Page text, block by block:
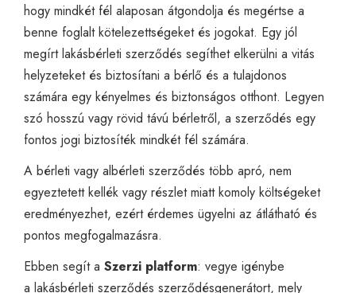
hogy mindkét fél alaposan átgondolja és megértse a
benne foglalt kötelezettségeket és jogokat. Egy jól
megírt lakásbérleti szerződés segíthet elkerülni a vitás
helyzeteket és biztosítani a bérlő és a tulajdonos
számára egy kényelmes és biztonságos otthont. Legyen
szó hosszú vagy rövid távú bérletről, a szerződés egy
fontos jogi biztosíték mindkét fél számára.
A bérleti vagy albérleti szerződés több apró, nem
egyeztetett kellék vagy részlet miatt komoly költségeket
eredményezhet, ezért érdemes ügyelni az átlátható és
pontos megfogalmazásra.
Ebben segít a Szerzi platform: vegye igénybe
a lakásbérleti szerződés szerződésgenerátort, mely